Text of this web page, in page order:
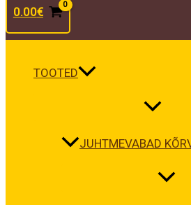
0.00€
TOOTED
JUHTMEVABAD